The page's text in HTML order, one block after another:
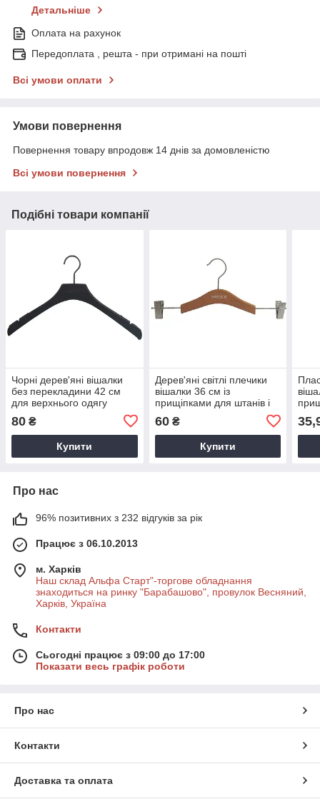
Детальніше
Оплата на рахунок
Передоплата , решта - при отримані на пошті
Всі умови оплати
Умови повернення
Повернення товару впродовж 14 днів за домовленістю
Всі умови повернення
Подібні товари компанії
Чорні дерев'яні вішалки
без перекладини 42 см
для верхнього одягу
80 ₴
Купити
Дерев'яні світлі плечики
вішалки 36 см із
прищіпками для штанів і
60₴
Купити
Про нас
96% позитивних з 232 відгуків за рік
Працює з 06.10.2013
м. Харків
Наш склад Альфа Старт"-торгове обладнання
знаходиться на ринку "Барабашово", провулок Весняний,
Харків, Україна
Контакти
Сьогодні працює з 09:00 до 17:00
Показати весь графік роботи
Про нас
Контакти
Доставка та оплата